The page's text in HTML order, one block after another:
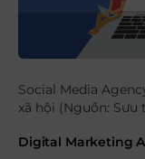
Social Media
xã hội (Nguồn: Sưu
Digital Marketing